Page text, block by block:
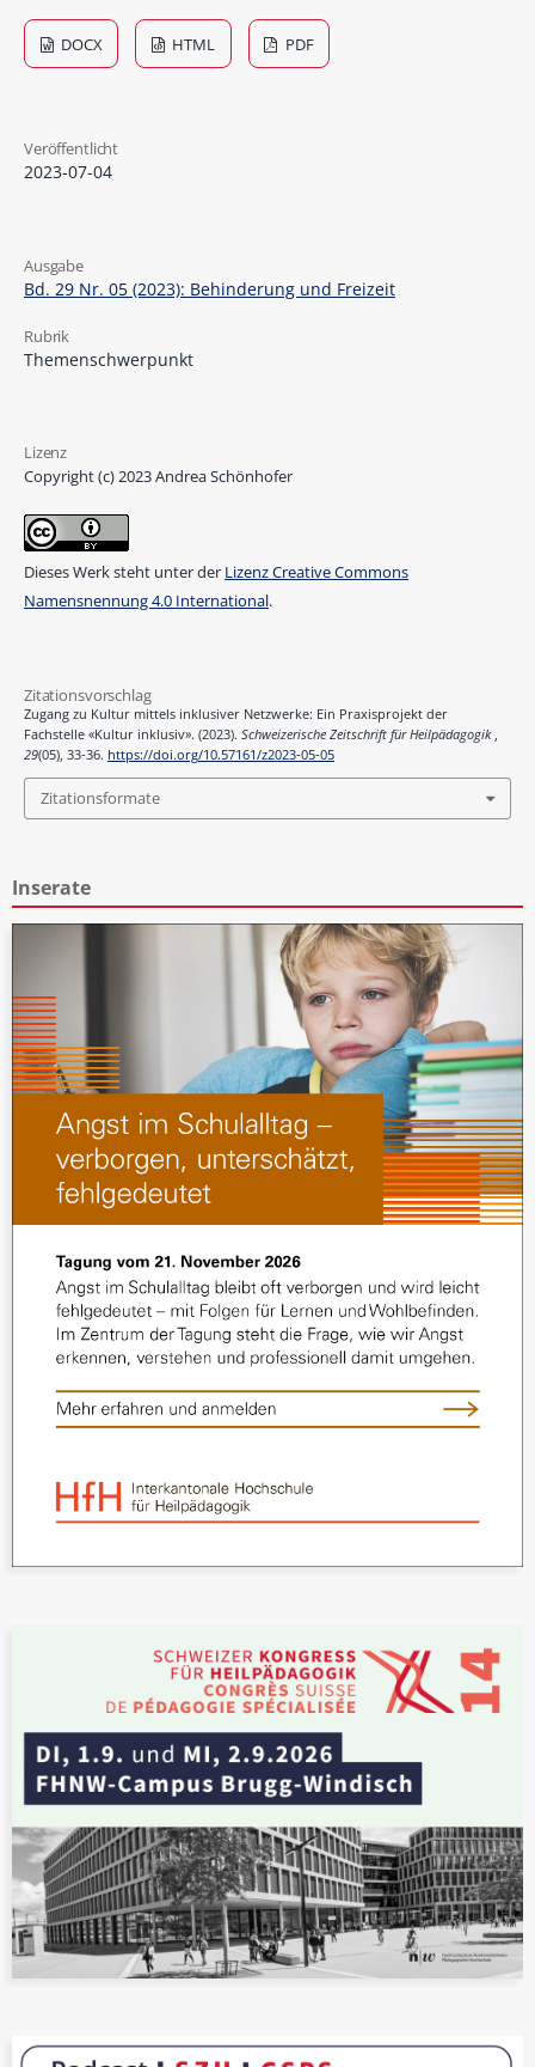
DOCX HTML PDF
Veröffentlicht
2023-07-04
Ausgabe
Bd. 29 Nr. 05 (2023): Behinderung und Freizeit
Rubrik
Themenschwerpunkt
Lizenz
Copyright (c) 2023 Andrea Schönhofer
Dieses Werk steht unter der Lizenz Creative Commons
Namensnennung 4.0 International.
Zitationsvorschlag
Zugang zu Kultur mittels inklusiver Netzwerke: Ein Praxisprojekt der
Fachstelle «Kultur inklusiv». (2023). Schweizerische Zeitschrift für Heilpädagogik
29(05), 33-36. https://doi.org/10.57161/z2023-05-05
Zitationsformate
Inserate